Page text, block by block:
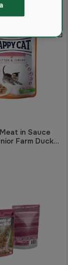
in Sauce
Farm Duck